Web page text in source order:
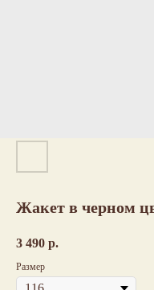
Жакет в черном
3 490 р.
Размер